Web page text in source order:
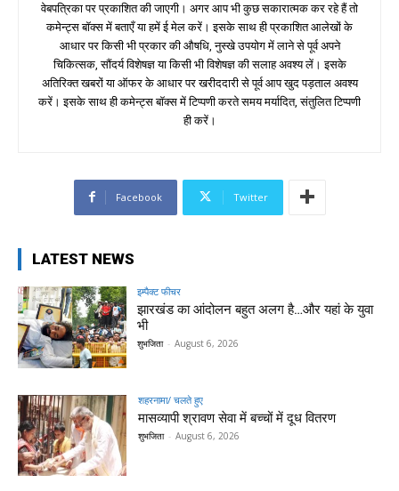
वेबपत्रिका पर प्रकाशित की जाएगी। अगर आप भी कुछ सकारात्मक कर रहे हैं तो
कमेन्ट्स बॉक्स में बताएँ या हमें ई मेल करें। इसके साथ ही प्रकाशित आलेखों के
आधार पर किसी भी प्रकार की औषधि, नुस्खे उपयोग में लाने से पूर्व अपने
चिकित्सक, सौंदर्य विशेषज्ञ या किसी भी विशेषज्ञ की सलाह अवश्य लें। इसके
अतिरिक्त खबरों या ऑफर के आधार पर खरीददारी से पूर्व आप खुद पड़ताल अवश्य
करें। इसके साथ ही कमेन्ट्स बॉक्स में टिप्पणी करते समय मर्यादित, संतुलित टिप्पणी
ही करें।
Facebook Twitter
LATEST NEWS
इम्पैक्ट फीचर
झारखंड का आंदोलन बहुत अलग है…और यहां के युवा
भी
शुभजिता - August 6, 2026
शहरनामा/ चलते हुए
मासव्यापी श्रावण सेवा में बच्चों में दूध वितरण
शुभजिता - August 6, 2026